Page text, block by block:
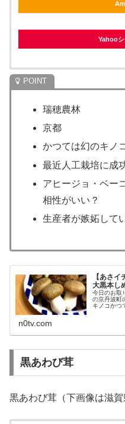
Yahoo
瑞穂農林
京都
かつては幻のキノ
最近人工栽培に成
アヒージョ・ベー
相性がいい？
生産者が嫉妬して
【あさ
大黒本し
今日のお取
の京丹波町
キノコかつ
n0tv.com
黒あわび茸
黒あわび茸（下画像は滋賀